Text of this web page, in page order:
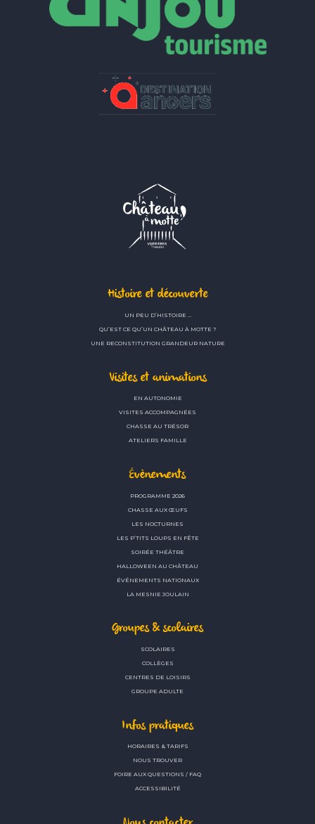
Histoire et découverte
UN PEU D’HISTOIRE …
QU’EST CE QU’UN CHÂTEAU À MOTTE ?
UNE RECONSTITUTION GRANDEUR NATURE
Visites et animations
EN AUTONOMIE
VISITES ACCOMPAGNÉES
CHASSE AU TRÉSOR
ATELIERS FAMILLE
Évènements
PROGRAMME 2026
CHASSE AUX ŒUFS
LES NOCTURNES
LES P’TITS LOUPS EN FÊTE
SOIRÉE THÉÂTRE
HALLOWEEN AU CHÂTEAU
ÉVÉNEMENTS NATIONAUX
LA MESNIE JOULAIN
Groupes & scolaires
SCOLAIRES
COLLÈGES
CENTRES DE LOISIRS
GROUPE ADULTE
Infos pratiques
HORAIRES & TARIFS
NOUS TROUVER
FOIRE AUX QUESTIONS / FAQ
ACCESSIBILITÉ